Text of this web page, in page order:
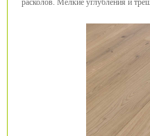
расколов. Мелкие углубления и